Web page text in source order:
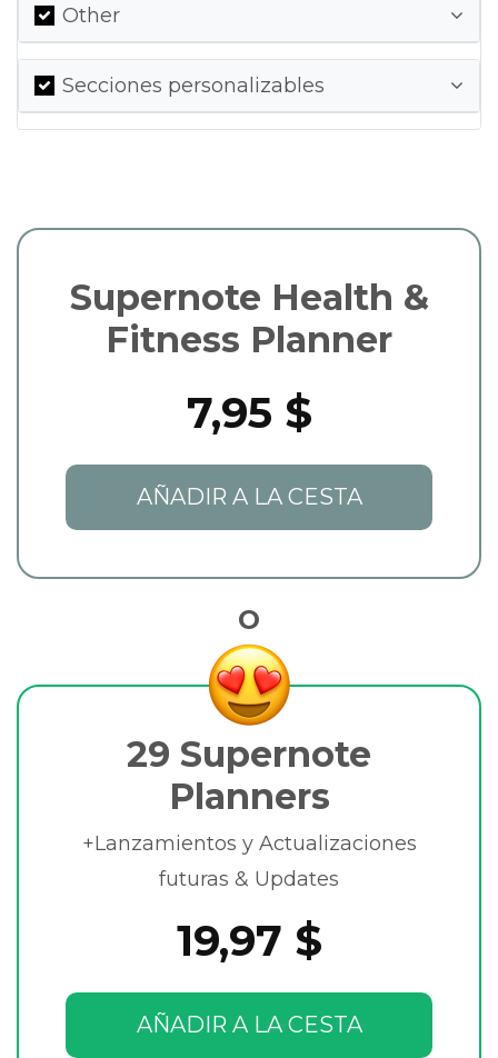
Other
Secciones personalizables
Supernote Health &
Fitness Planner
7,95 $
AÑADIR A LA CESTA
O
29 Supernote
Planners
+Lanzamientos y Actualizaciones
futuras & Updates
19,97 $
AÑADIR A LA CESTA